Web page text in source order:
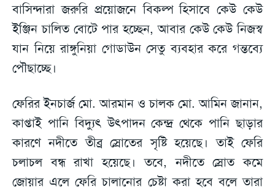
বাসিন্দারা জরুরি প্রয়োজনে বিকল্প হিসাবে কেউ কেউ
ইঞ্জিন চালিত বোটে পার হচ্ছেন, আবার কেউ কেউ নিজস্ব
যান নিয়ে রাঙ্গুনিয়া গোডাউন সেতু ব্যবহার করে গন্তব্যে
পৌছাচ্ছে।
ফেরির ইনচার্জ মো. আরমান ও চালক মো. আমিন জানান,
কাপ্তাই পানি বিদ্যুৎ উৎপাদন কেন্দ্র থেকে পানি ছাড়ার
কারণে নদীতে তীব্র স্রোতের সৃষ্টি হয়েছে। তাই ফেরি
চলাচল বন্ধ রাখা হয়েছে। তবে, নদীতে স্রোত কমে
জোয়ার এলে ফেরি চালানোর চেষ্টা করা হবে বলে তারা